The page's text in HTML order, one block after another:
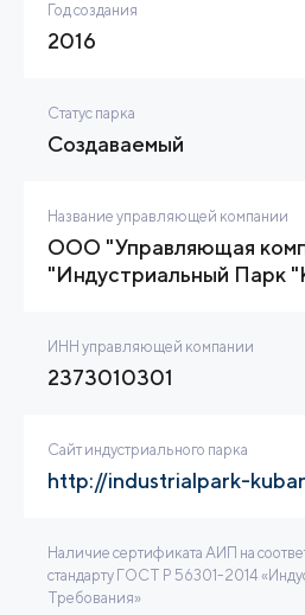
Год создания
2016
Статус парка
Создаваемый
Название управляющей компании
ООО "Управляющая
"Индустриальный Парк
ИНН управляющей компании
2373010301
Сайт индустриального парка
http://industrialpark-
Наличие сертификата АИП на
стандарту ГОСТ Р 56301-2014
Требования»